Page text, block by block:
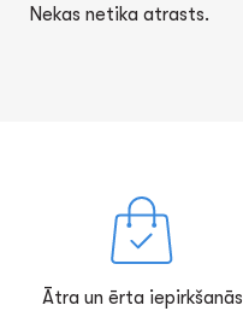
Nekas netika atrasts.
Ātra un ērta iepirkšanās